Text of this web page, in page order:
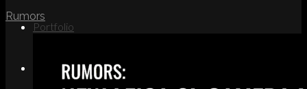
Portfolio
Rumors